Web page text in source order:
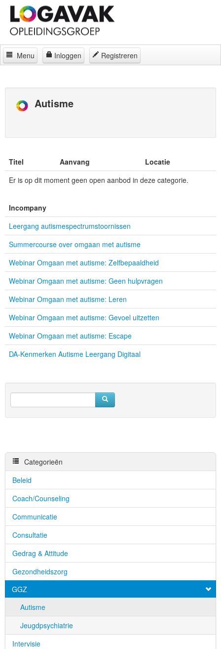
Menu Inloggen
Registreren
Curatorium
Contact
Autisme
Titel Aanvang
Locatie
Er is op dit moment geen open aanbod in deze categorie.
Incompany
Leergang autismespectrumstoornissen
Summercourse over omgaan met autisme
Webinar Omgaan met autisme: Zelfbepaaldheid
Webinar Omgaan met autisme: Geen hulpvragen
Webinar Omgaan met autisme: Leren
Webinar Omgaan met autisme: Gevoel uitzetten
Webinar Omgaan met autisme: Escape
DA-Kenmerken Autisme Leergang Digitaal
Categorieën
Beleid
Coach/Counseling
Communicatie
Consultatie
Gedrag & Attitude
Gezondheidszorg
GGZ
Autisme
Jeugdpsychiatrie
Intervisie